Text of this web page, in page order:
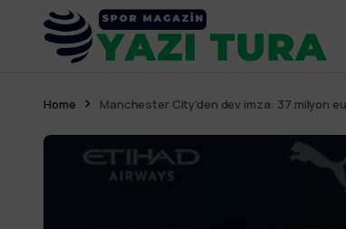
Home Manchester City’den dev imza: 37 milyon